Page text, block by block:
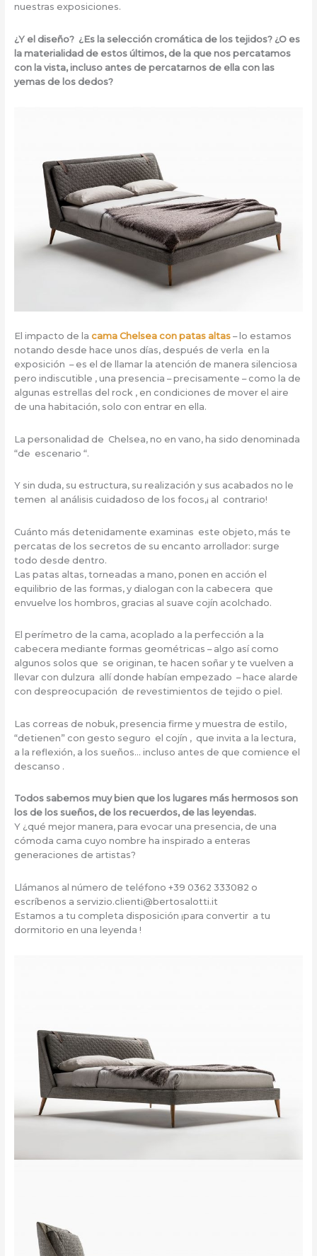
nuestras exposiciones.
¿Y el diseño? ¿Es la selección cromática de los tejidos? ¿O es
la materialidad de estos últimos, de la que nos percatamos
con la vista, incluso antes de percatarnos de ella con las
yemas de los dedos?
El impacto de la cama Chelsea con patas altas– lo estamos
notando desde hace unos días, después de verla en la
exposición – es el de llamar la atención de manera silenciosa
pero indiscutible , una presencia – precisamente – como la de
algunas estrellas del rock , en condiciones de mover el aire
de una habitación, solo con entrar en ella.
La personalidad de Chelsea, no en vano, ha sido denominada
“de escenario “.
Y sin duda, su estructura, su realización y sus acabados no le
temen al análisis cuidadoso de los focos,¡ al contrario!
Cuánto más detenidamente examinas este objeto, más te
percatas de los secretos de su encanto arrollador: surge
todo desde dentro.
Las patas altas, torneadas a mano, ponen en acción el
equilibrio de las formas, y dialogan con la cabecera que
envuelve los hombros, gracias al suave cojín acolchado.
El perímetro de la cama, acoplado a la perfección a la
cabecera mediante formas geométricas – algo así como
algunos solos que se originan, te hacen soñar y te vuelven a
llevar con dulzura allí donde habían empezado – hace alarde
con despreocupación de revestimientos de tejido o piel.
Las correas de nobuk, presencia firme y muestra de estilo,
“detienen” con gesto seguro el cojín , que invita a la lectura,
a la reflexión, a los sueños… incluso antes de que comience el
descanso .
Todos sabemos muy bien que los lugares más hermosos son
los de los sueños, de los recuerdos, de las leyendas.
Y ¿qué mejor manera, para evocar una presencia, de una
cómoda cama cuyo nombre ha inspirado a enteras
generaciones de artistas?
Llámanos al número de teléfono +39 0362 333082 o
escríbenos a servizio.clienti@bertosalotti.it
Estamos a tu completa disposición ¡para convertir a tu
dormitorio en una leyenda !